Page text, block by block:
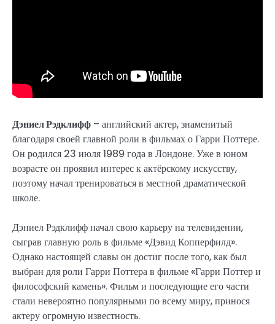
Дэниел Рэдклифф – английский актер, знаменитый
благодаря своей главной роли в фильмах о Гарри Поттере.
Он родился 23 июля 1989 года в Лондоне. Уже в юном
возрасте он проявил интерес к актёрскому искусству,
поэтому начал тренироваться в местной драматической
школе.
Дэниел Рэдклифф начал свою карьеру на телевидении,
сыграв главную роль в фильме «Дэвид Копперфилд».
Однако настоящей славы он достиг после того, как был
выбран для роли Гарри Поттера в фильме «Гарри Поттер и
философский камень». Фильм и последующие его части
стали невероятно популярными по всему миру, принося
актеру огромную известность.